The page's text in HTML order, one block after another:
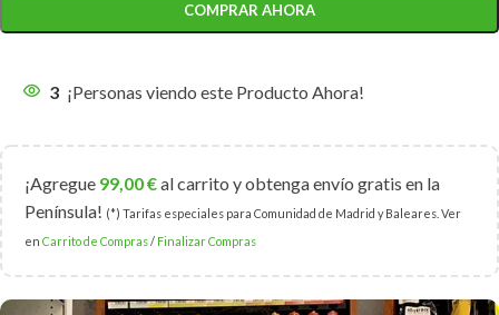
COMPRAR AHORA
3 ¡Personas viendo este Producto Ahora!
¡Agregue 99,00€al carrito y obtenga envío gratis en la
Península! (*) Tarifas especiales para Comunidad de Madrid y Baleares. Ver
en Carrito de Compras/ Finalizar Compras